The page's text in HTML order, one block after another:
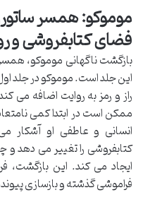
موموکو: همسر
فضای کتابفروشی و
بازگشت ناگهانی موموکو،
این جلد است. موموکو در جلد
راز و رمز به روایت اضافه
ممکن است در ابتدا کمی
انسانی و عاطفی او آشکار
کتابفروشی را تغییر می دهد
ایجاد می کند. این
فراموشی گذشته و بازسازی